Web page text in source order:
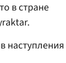
в стране
наступления